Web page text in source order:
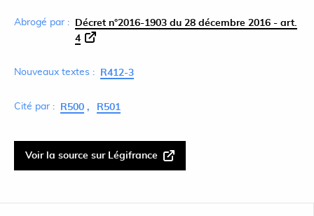
Abrogé par :
Décret n°2016-1903 du 28 décembre 2016 - art.
4
Nouveaux textes : R412-3
Cité par : R500 R501
Voir la source sur Légifrance